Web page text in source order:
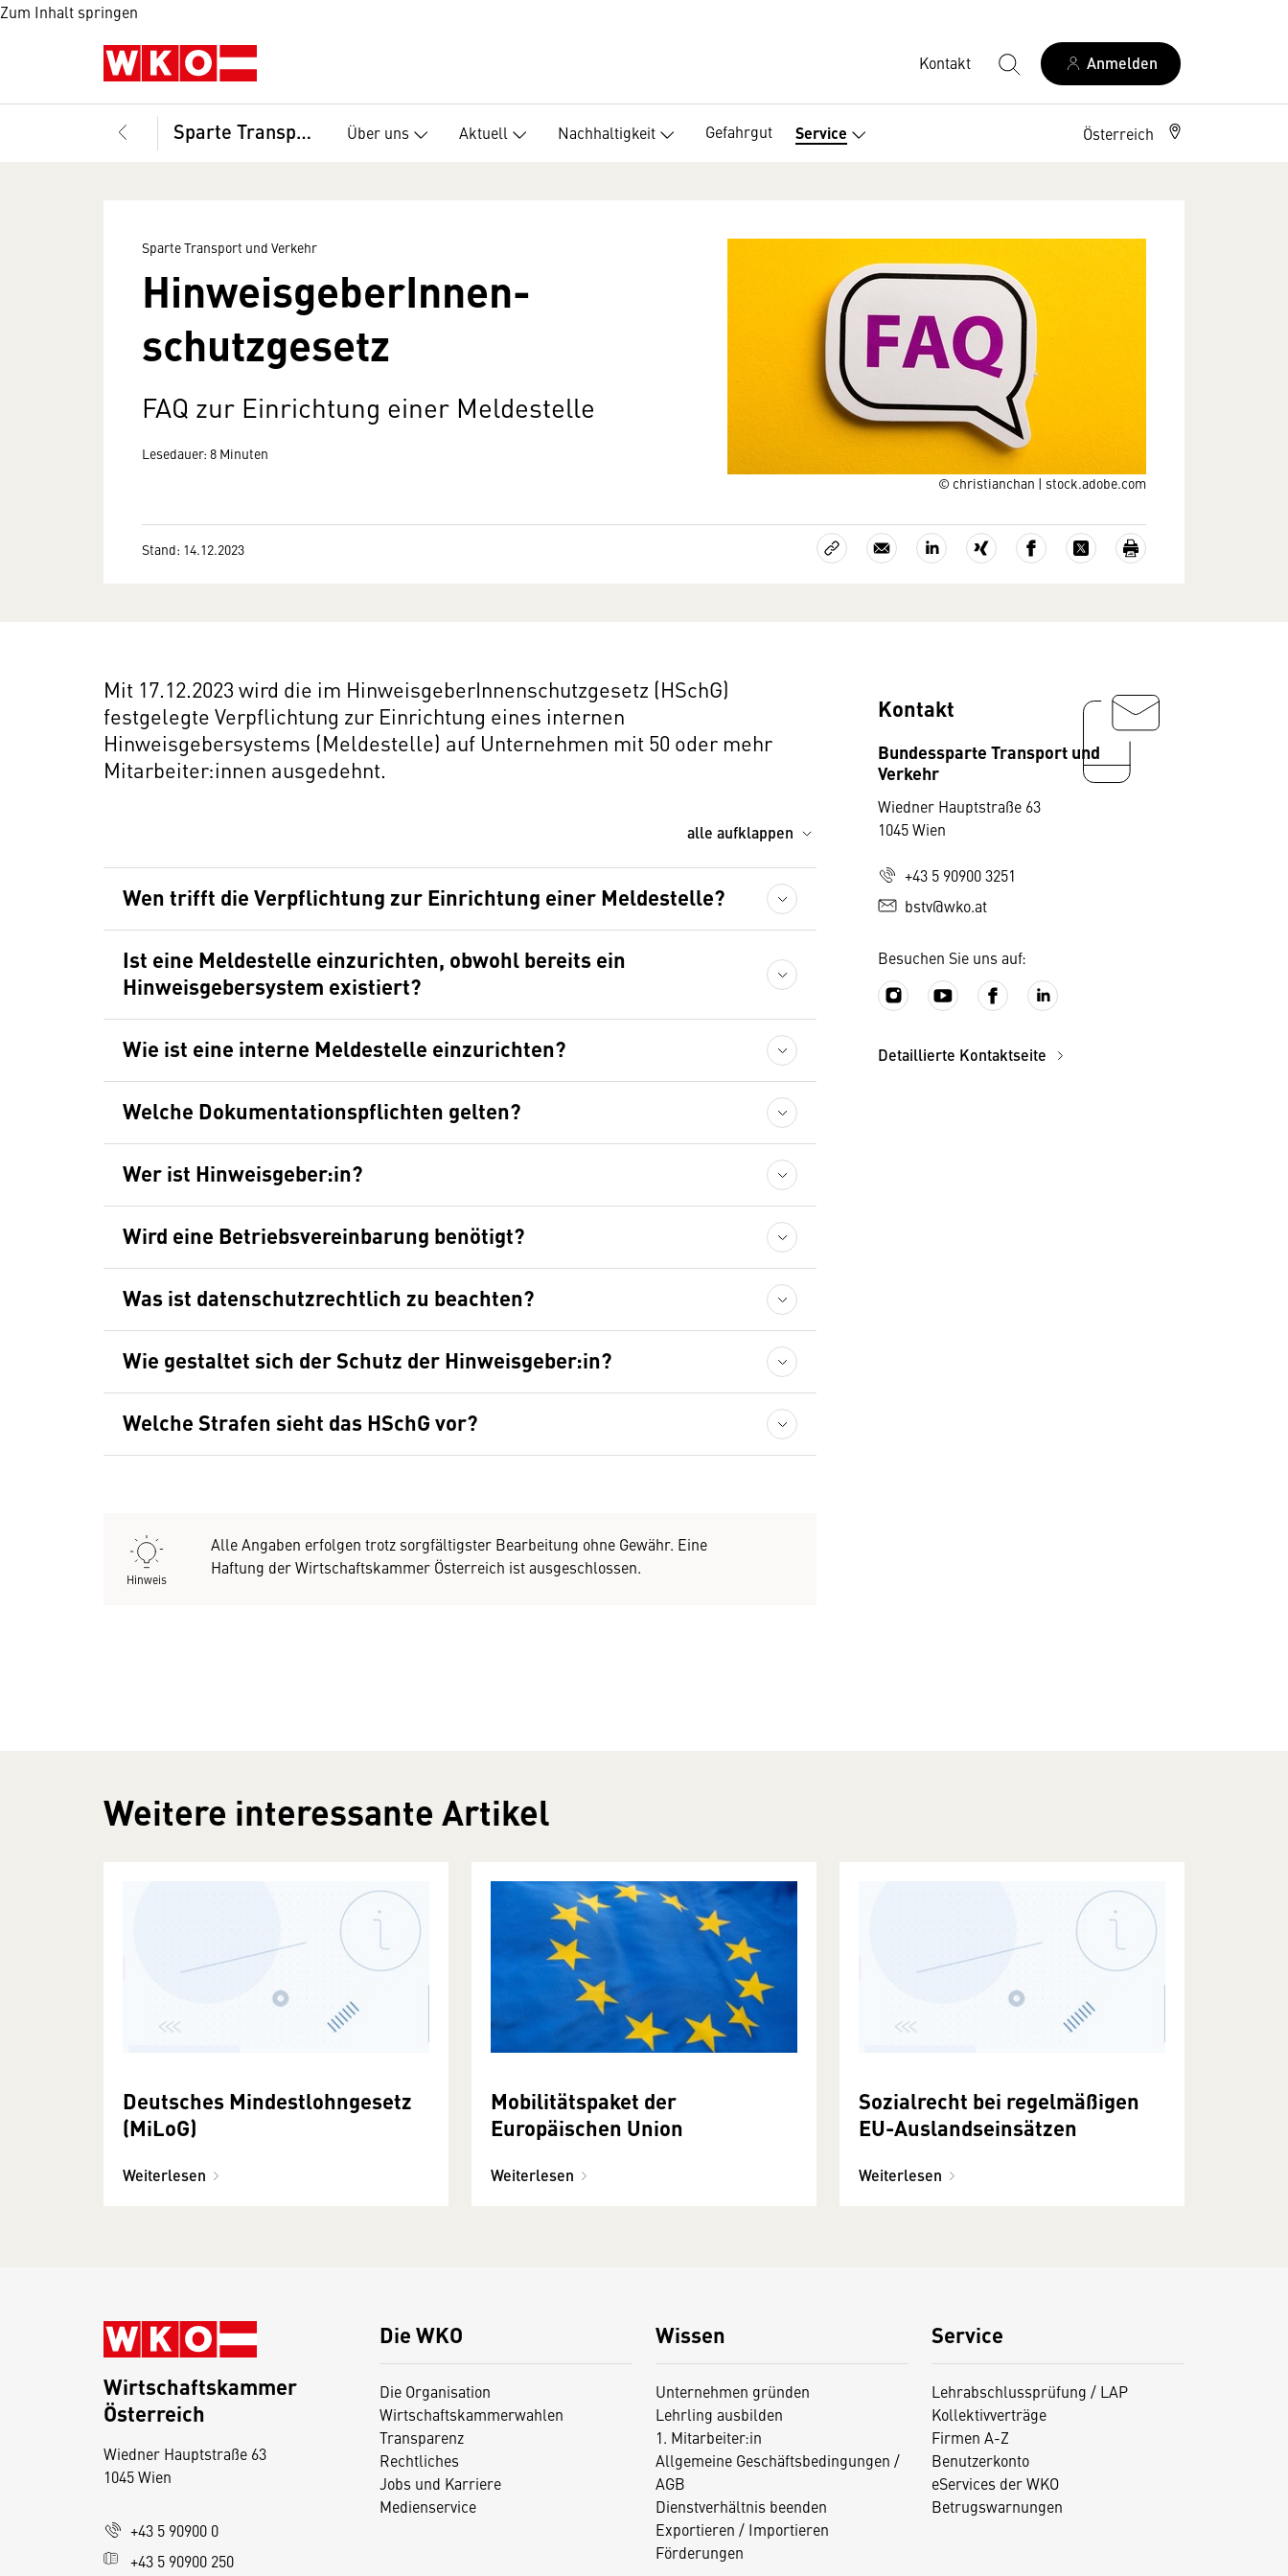
Zum Inhalt springen
Kontakt Anmelden
Sparte Transport und Verkehr Über uns Aktuell Nachhaltigkeit Gefahrgut Service Österreich
© christianchan | stock.adobe.com
Sparte Transport und Verkehr
HinweisgeberInnen­
schutzgesetz
FAQ zur Einrichtung einer Meldestelle
Lesedauer: 8 Minuten
Stand: 14.12.2023
Mit 17.12.2023 wird die im HinweisgeberInnenschutzgesetz (HSchG)
festgelegte Verpflichtung zur Einrichtung eines internen
Hinweisgebersystems (Meldestelle) auf Unternehmen mit 50 oder mehr
Mitarbeiter:innen ausgedehnt.
alle aufklappen
Wen trifft die Verpflichtung zur Einrichtung einer Meldestelle?
Ist eine Meldestelle einzurichten, obwohl bereits ein
Hinweisgebersystem existiert?
Wie ist eine interne Meldestelle einzurichten?
Welche Dokumentationspflichten gelten?
Wer ist Hinweisgeber:in?
Wird eine Betriebsvereinbarung benötigt?
Was ist datenschutzrechtlich zu beachten?
Wie gestaltet sich der Schutz der Hinweisgeber:in?
Welche Strafen sieht das HSchG vor?
Hinweis
Alle Angaben erfolgen trotz sorgfältigster Bearbeitung ohne Gewähr. Eine
Haftung der Wirtschaftskammer Österreich ist ausgeschlossen.
Kontakt
Bundessparte Transport und
Verkehr
Wiedner Hauptstraße 63
1045 Wien
+43 5 90900 3251
bstv@wko.at
Besuchen Sie uns auf:
Detaillierte Kontaktseite
Weitere interessante Artikel
Deutsches Mindestlohngesetz
(MiLoG)
Weiterlesen
Mobilitätspaket der
Europäischen Union
Weiterlesen
Sozialrecht bei regelmäßigen
EU-Auslandseinsätzen
Weiterlesen
Die WKO
Die Organisation
Wirtschaftskammerwahlen
Transparenz
Rechtliches
Jobs und Karriere
Medienservice
Wissen
Unternehmen gründen
Lehrling ausbilden
1. Mitarbeiter:in
Allgemeine Geschäftsbedingungen /
AGB
Dienstverhältnis beenden
Exportieren / Importieren
Förderungen
Service
Lehrabschlussprüfung / LAP
Kollektivverträge
Firmen A-Z
Benutzerkonto
eServices der WKO
Betrugswarnungen
Wirtschaftskammer
Österreich
Wiedner Hauptstraße 63
1045 Wien
+43 5 90900 0
+43 5 90900 250